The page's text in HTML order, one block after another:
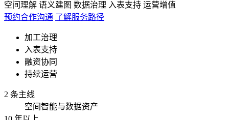
空间理解 语义建图 数据治理 入表支持 运营增值
预约合作沟通 了解服务路径
加工治理
入表支持
融资协同
持续运营
2 条主线
空间智能与数据资产